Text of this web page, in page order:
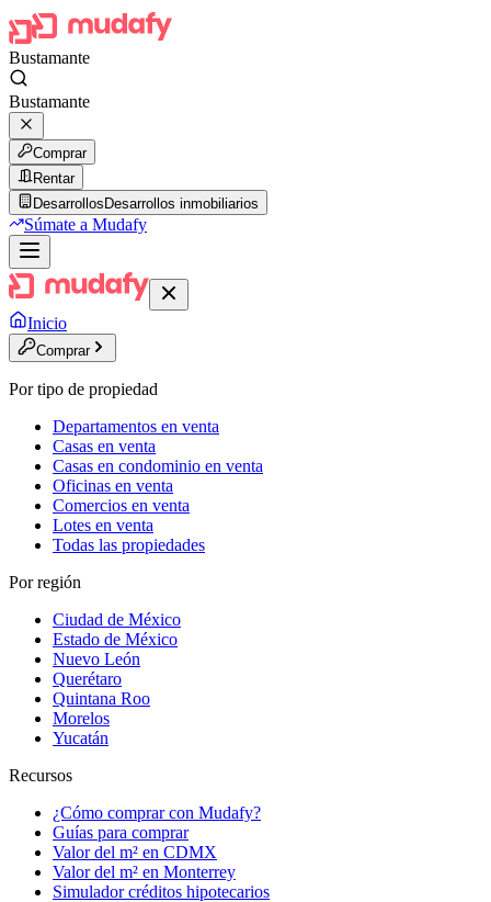
Bustamante
Bustamante
Comprar
Rentar
Desarrollos Desarrollos inmobiliarios
Súmate a Mudafy
Inicio
Comprar
Por tipo de propiedad
Departamentos en venta
Casas en venta
Casas en condominio en venta
Oficinas en venta
Comercios en venta
Lotes en venta
Todas las propiedades
Por región
Ciudad de México
Estado de México
Nuevo León
Querétaro
Quintana Roo
Morelos
Yucatán
Recursos
¿Cómo comprar con Mudafy?
Guías para comprar
Valor del m² en CDMX
Valor del m² en Monterrey
Simulador créditos hipotecarios